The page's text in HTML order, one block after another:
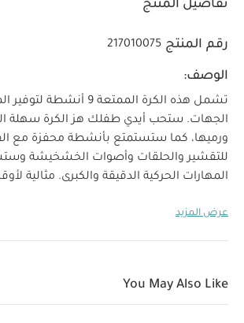
تفاصيل المنتج
رقم المنتج 217010075
الوصف:
تشمل هذه الكرة الممتعة 9
الجهات. ستحب أيدي طفلك هز الكرة سهلة
ورميها، كما ستستمتع بأنشطة محفزة مع
للتقشير والحلقات وأصوات الخشخيشة
المهارات الحركية الدقيقة والكبرى. مثالية
خصائص المنتج
مميزة لتنمية المهارات الحركية الدقيقة
عرض المزيد
You May Also Like